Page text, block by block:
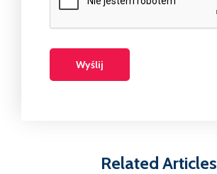
Related Articles